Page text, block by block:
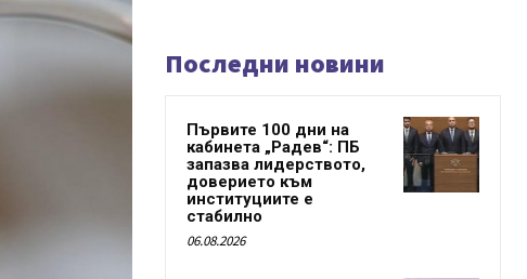
Последни новини
Първите 100 дни на
кабинета „Радев“: ПБ
запазва лидерството,
доверието към
институциите е
стабилно
06.08.2026